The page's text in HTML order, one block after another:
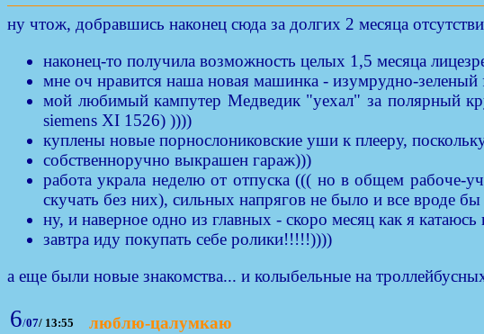
ну чтож, добравшись наконец сюда за долгих 2 месяца
наконец-то получила возможность целых 1,5 месяца
мне оч нравится наша новая машинка - изумрудно-
мой любимый кампутер Медведик "уехал" за полярный
siemens XI 1526) ))))
куплены новые порнослониковские уши к плееру,
собственноручно выкрашен гараж)))
работа украла неделю от отпуска ((( но в общем рабоче-
скучать без них), сильных напрягов не было и все вроде
ну, и наверное одно из главных - скоро месяц как я
завтра иду покупать себе ролики!!!!!))))
а еще были новые знакомства... и колыбельные на
6/07/ 13:55 люблю-цалумкаю